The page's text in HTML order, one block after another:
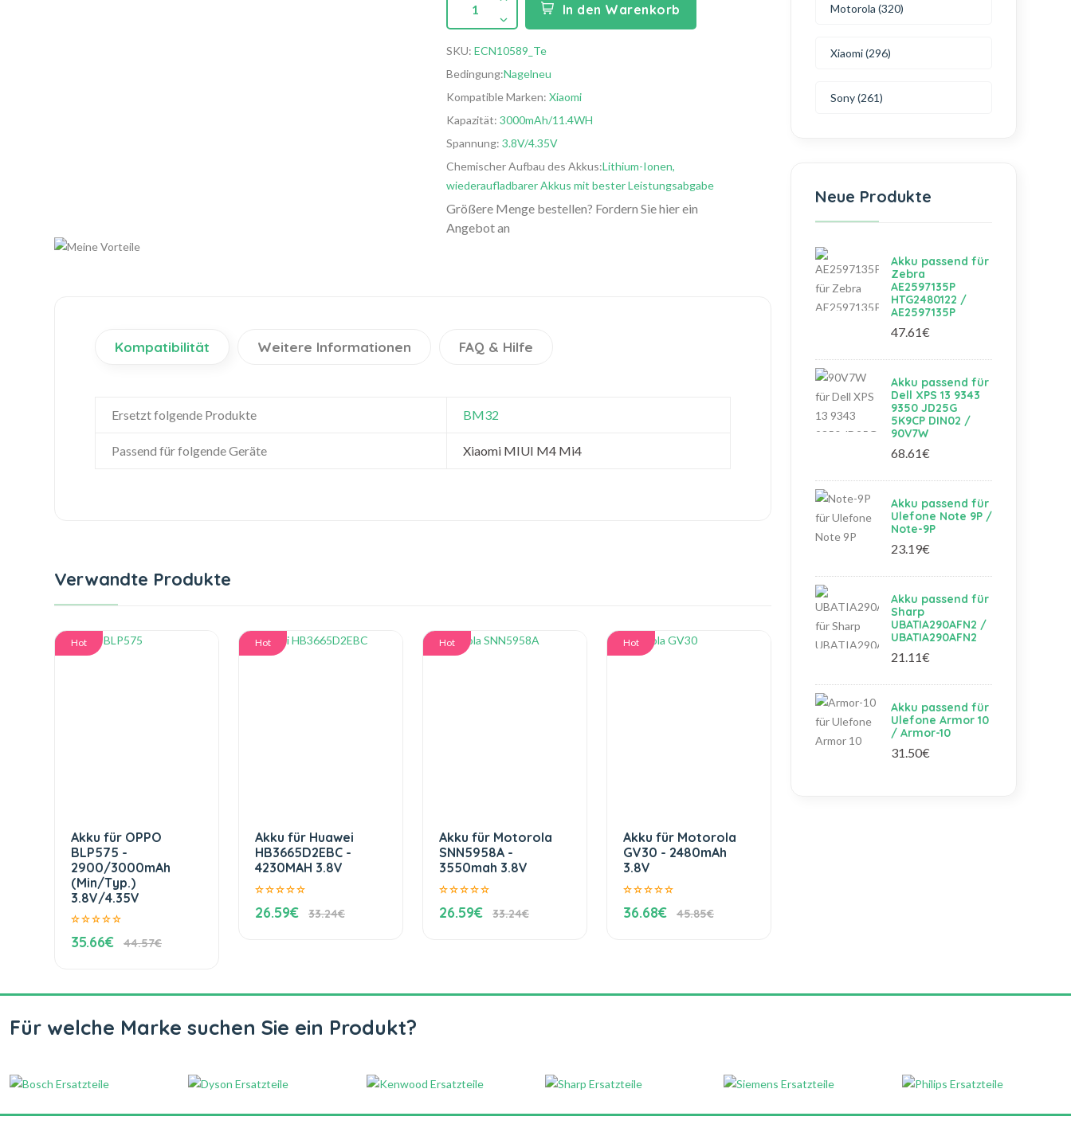
1 In den Warenkorb
SKU: ECN10589_Te
Bedingung:Nagelneu
Kompatible Marken: Xiaomi
Kapazität: 3000mAh/11.4WH
Spannung: 3.8V/4.35V
Chemischer Aufbau des Akkus:Lithium-Ionen,
wiederaufladbarer Akkus mit bester Leistungsabgabe
Größere Menge bestellen? Fordern Sie hier ein
Angebot an
Kompatibilität Weitere Informationen FAQ & Hilfe
Ersetzt folgende Produkte BM32
Passend für folgende Geräte Xiaomi MIUI M4 Mi4
Verwandte Produkte
Hot
Akku für OPPO
BLP575 -
2900/3000mAh
(Min/Typ.)
3.8V/4.35V
35.66€ 44.57€
Hot
Akku für Huawei
HB3665D2EBC -
4230MAH 3.8V
26.59€ 33.24€
Hot
Akku für Motorola
SNN5958A -
3550mah 3.8V
26.59€ 33.24€
Hot
Akku für Motorola
GV30 - 2480mAh
3.8V
36.68€ 45.85€
Motorola (320)
Xiaomi (296)
Sony (261)
Neue Produkte
Akku passend für
Zebra
AE2597135P
HTG2480122 /
AE2597135P
47.61€
Akku passend für
Dell XPS 13 9343
9350 JD25G
5K9CP DIN02 /
90V7W
68.61€
Akku passend für
Ulefone Note 9P /
Note-9P
23.19€
Akku passend für
Sharp
UBATIA290AFN2 /
UBATIA290AFN2
21.11€
Akku passend für
Ulefone Armor 10
/ Armor-10
31.50€
Für welche Marke suchen Sie ein Produkt?